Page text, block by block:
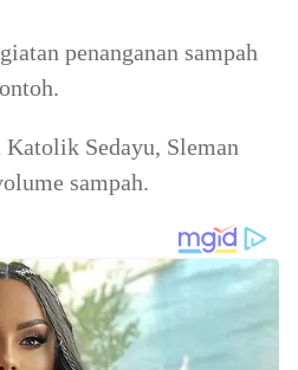
penanganan sampah
Sedayu, Sleman
sampah.